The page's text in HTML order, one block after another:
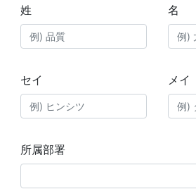
姓 名
セイ メイ
所属部署